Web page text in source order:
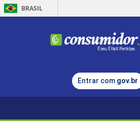
BRASIL
Entrar com gov.br